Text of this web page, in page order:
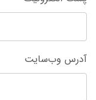
آدرس وب‌سایت